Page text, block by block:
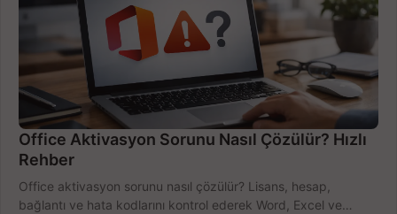
Office Aktivasyon Sorunu Nasıl Çözülür? Hızlı
Rehber
Office aktivasyon sorunu nasıl çözülür? Lisans, hesap,
bağlantı ve hata kodlarını kontrol ederek Word, Excel ve